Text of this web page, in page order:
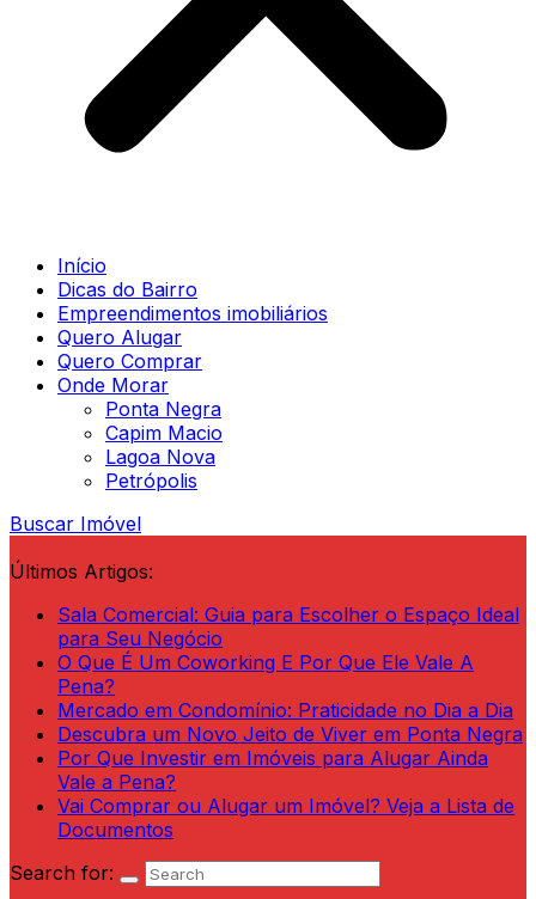
Início
Dicas do Bairro
Empreendimentos imobiliários
Quero Alugar
Quero Comprar
Onde Morar
Ponta Negra
Capim Macio
Lagoa Nova
Petrópolis
Buscar Imóvel
Últimos Artigos:
Sala Comercial: Guia para Escolher o Espaço Ideal
para Seu Negócio
O Que É Um Coworking E Por Que Ele Vale A
Pena?
Mercado em Condomínio: Praticidade no Dia a Dia
Descubra um Novo Jeito de Viver em Ponta Negra
Por Que Investir em Imóveis para Alugar Ainda
Vale a Pena?
Vai Comprar ou Alugar um Imóvel? Veja a Lista de
Documentos
Search for: